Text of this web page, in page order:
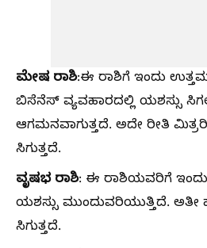
ಮೇಷ ರಾಶಿ:ಈ ರಾಶಿಗೆ ಇಂದು
ಬಿಸೆನೆಸ್ ವ್ಯವಹಾರದಲ್ಲಿ ಯಶಸ್ಸು
ಆಗಮನವಾಗುತ್ತದೆ‌. ಅದೇ ರೀತಿ
ಸಿಗುತ್ತದೆ.
ವೃಷಭ ರಾಶಿ: ಈ ರಾಶಿಯವರಿಗೆ ಇಂದು
ಯಶಸ್ಸು ಮುಂದುವರಿಯುತ್ತಿದೆ.
ಸಿಗುತ್ತದೆ.